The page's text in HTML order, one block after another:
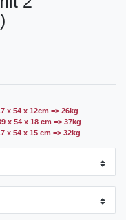
x 54 x 12cm => 26kg
x 54 x 18 cm => 37kg
x 54 x 15 cm => 32kg